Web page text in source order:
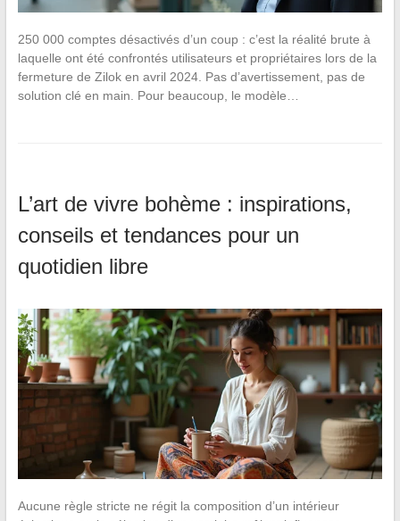
250 000 comptes désactivés d’un coup : c’est la réalité brute à
laquelle ont été confrontés utilisateurs et propriétaires lors de la
fermeture de Zilok en avril 2024. Pas d’avertissement, pas de
solution clé en main. Pour beaucoup, le modèle…
L’art de vivre bohème : inspirations,
conseils et tendances pour un
quotidien libre
Aucune règle stricte ne régit la composition d’un intérieur